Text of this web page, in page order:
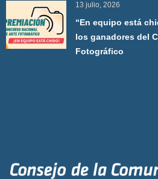
13 julio, 2026
“En equipo está
los ganadores del
Fotográfico